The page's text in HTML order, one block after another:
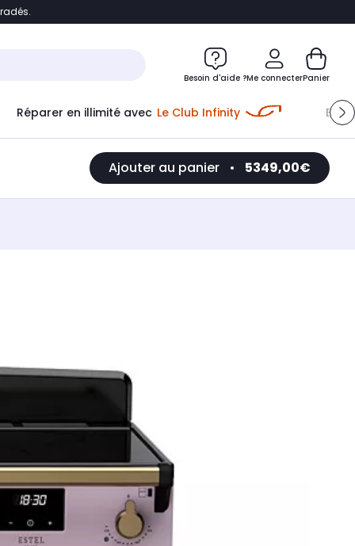
Accéder directement au chatbot
Besoin d'aide ?Me connecterPanier
Réparer en illimité avec Le Club Infinity
Ajouter au panier • 5349,00€